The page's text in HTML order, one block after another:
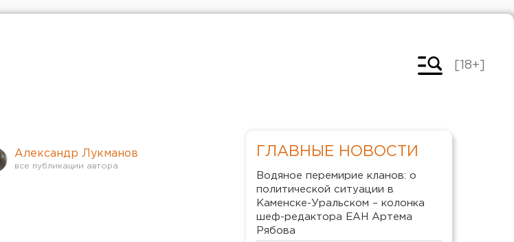
[18+]
Александр Лукманов ГЛАВНЫЕ НОВОСТИ
Водяное перемирие кланов: о
политической ситуации в
Каменске-Уральском – колонка
шеф-редактора ЕАН Артема
Рябова